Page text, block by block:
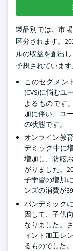
製品別では、市
区分されます。
ルの収益を創出
予想されています
このセグメン
(CVS)に悩む
よるものです
加に伴い、ユ
の状態です。
オンライン教
デミック中に
増加し、防眩
がりました。
子学習の増加
ンズの消費が
パンデミック
因して、子供
なりました。
ィント加工レ
るものでした。